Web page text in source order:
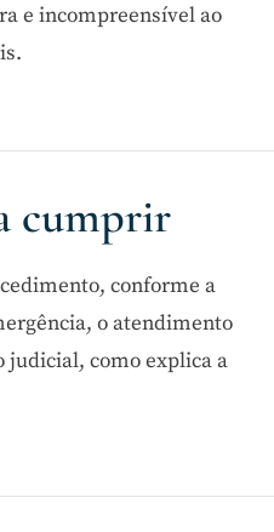
e incompreensível ao
cumprir
conforme a
o atendimento
judicial, como explica a